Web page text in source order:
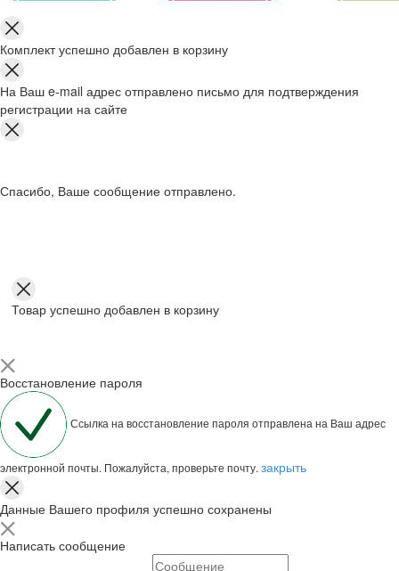
Комплект успешно добавлен в корзину
На Ваш e-mail адрес отправлено письмо для подтверждения
регистрации на сайте
Спасибо, Ваше сообщение отправлено.
Товар успешно добавлен в корзину
Восстановление пароля
Ссылка на восстановление пароля отправлена на Ваш адрес
электронной почты. Пожалуйста, проверьте почту. закрыть
Данные Вашего профиля успешно сохранены
Написать сообщение